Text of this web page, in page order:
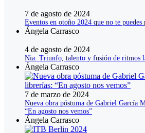
7 de agosto de 2024
Eventos en otoño 2024 que no te puedes
Ángela Carrasco
4 de agosto de 2024
Nia: Triunfo, talento y fusión de ritmos
Ángela Carrasco
7 de marzo de 2024
Nueva obra póstuma de Gabriel García
“En agosto nos vemos”
Ángela Carrasco